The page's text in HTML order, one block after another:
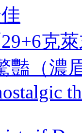
克萊
豔（濃